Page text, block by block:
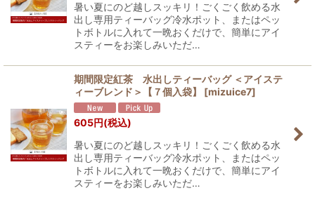
暑い夏にのど越しスッキリ！ごくごく飲める水
出し専用ティーバッグ冷水ポット、またはペッ
トボトルに入れて一晩おくだけで、簡単にアイ
スティーをお楽しみいただ…
期間限定紅茶 水出しティーバッグ ＜アイステ
ィーブレンド＞【７個入袋】
[mizuice7]
605円(税込)
暑い夏にのど越しスッキリ！ごくごく飲める水
出し専用ティーバッグ冷水ポット、またはペッ
トボトルに入れて一晩おくだけで、簡単にアイ
スティーをお楽しみいただ…